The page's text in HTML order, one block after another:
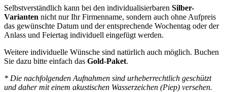
Selbstverständlich kann bei den individualisierbaren Silber-
Varianten nicht nur Ihr Firmenname, sondern auch ohne Aufpreis
das gewünschte Datum und der entsprechende Wochentag oder der
Anlass und Feiertag individuell eingefügt werden.
Weitere individuelle Wünsche sind natürlich auch möglich. Buchen
Sie dazu bitte einfach das Gold-Paket.
* Die nachfolgenden Aufnahmen sind urheberrechtlich geschützt
und daher mit einem akustischen Wasserzeichen (Piep) versehen.